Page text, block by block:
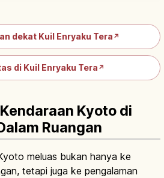
dekat Kuil Enryaku Tera ↗
di Kuil Enryaku Tera↗
Kyoto di
Ruangan
meluas bukan hanya ke
tetapi juga ke pengalaman